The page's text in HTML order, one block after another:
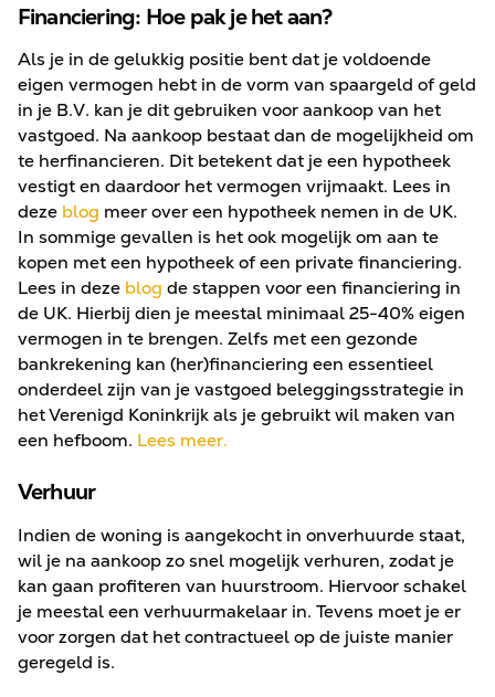
Financiering: Hoe pak je het aan?
Als je in de gelukkig positie bent dat je voldoende
eigen vermogen hebt in de vorm van spaargeld of geld
in je B.V. kan je dit gebruiken voor aankoop van het
vastgoed. Na aankoop bestaat dan de mogelijkheid om
te herfinancieren. Dit betekent dat je een hypotheek
vestigt en daardoor het vermogen vrijmaakt. Lees in
deze blog meer over een hypotheek nemen in de UK.
In sommige gevallen is het ook mogelijk om aan te
kopen met een hypotheek of een private financiering.
Lees in deze blog de stappen voor een financiering in
de UK. Hierbij dien je meestal minimaal 25-40% eigen
vermogen in te brengen. Zelfs met een gezonde
bankrekening kan (her)financiering een essentieel
onderdeel zijn van je vastgoed beleggingsstrategie in
het Verenigd Koninkrijk als je gebruikt wil maken van
een hefboom. Lees meer.
Verhuur
Indien de woning is aangekocht in onverhuurde staat,
wil je na aankoop zo snel mogelijk verhuren, zodat je
kan gaan profiteren van huurstroom. Hiervoor schakel
je meestal een verhuurmakelaar in. Tevens moet je er
voor zorgen dat het contractueel op de juiste manier
geregeld is.